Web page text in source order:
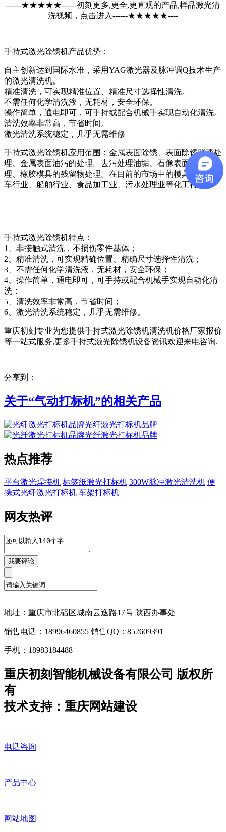
------★★★★★------初刻更多,更全,更直观的产品,样品激光清
洗视频， 点击进入------★★★★★----
手持式激光除锈机产品优势：
自主创新达到国际水准，采用YAG激光器及脉冲调Q技术生产
的激光清洗机。
精准清洗，可实现精准位置、精准尺寸选择性清洗。
不需任何化学清洗液，无耗材，安全环保。
操作简单，通电即可，可手持或配合机械手实现自动化清洗。
清洗效率非常高，节省时间。
激光清洗系统稳定，几乎无需维修
手持式激光除锈机应用范围： 金属表面除锈、表面除锈脱漆处
理、金属表面油污的处理。去污处理油垢、石像表面灰尘处
理、橡胶模具的残留物处理。在目前的市场中的模具行业、汽
车行业、船舶行业、食品加工业、污水处理业等化工行业。
手持式激光除锈机特点：
1、非接触式清洗，不损伤零件基体；
2、精准清洗，可实现精确位置、精确尺寸选择性清洗；
3、不需任何化学清洗液，无耗材，安全环保；
4、操作简单，通电即可，可手持或配合机械手实现自动化清
洗；
5、清洗效率非常高，节省时间；
6、激光清洗系统稳定，几乎无需维修。
重庆初刻专业为您提供手持式激光除锈机清洗机价格厂家报价
等一站式服务,更多手持式激光除锈机设备资讯欢迎来电咨询.
分享到：
关于“气动打标机”的相关产品
光纤激光打标机品牌
光纤激光打标机品牌
热点推荐
平台激光焊接机 标签纸激光打标机 300W脉冲激光清洗机 便
携式光纤激光打标机 车架打标机
网友热评
地址：重庆市北碚区城南云逸路17号 陕西办事处
销售电话：18996460855 销售QQ：852609391
手机：18983184488
重庆初刻智能机械设备有限公司 版权所
有
技术支持：重庆网站建设
电话咨询
产品中心
网站地图